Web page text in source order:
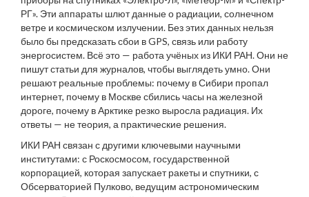
РГ». Эти аппараты шлют данные о радиации, солнечном
ветре и космическом излучении. Без этих данных нельзя
было бы предсказать сбои в GPS, связь или работу
энергосистем. Всё это — работа учёных из ИКИ РАН. Они не
пишут статьи для журналов, чтобы выглядеть умно. Они
решают реальные проблемы: почему в Сибири пропал
интернет, почему в Москве сбились часы на железной
дороге, почему в Арктике резко выросла радиация. Их
ответы — не теория, а практические решения.
ИКИ РАН связан с другими ключевыми научными
институтами: с Роскосмосом, государственной
корпорацией, которая запускает ракеты и спутники, с
Обсерваторией Пулково, ведущим астрономическим